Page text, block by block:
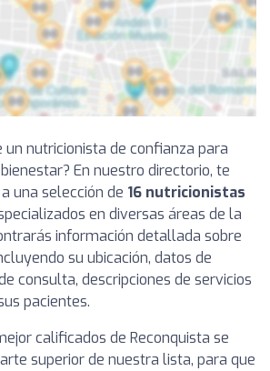
un nutricionista de confianza para
En nuestro directorio, te
una selección de 16 nutricionistas
en diversas áreas de la
información detallada sobre
su ubicación, datos de
consulta, descripciones de servicios
pacientes.
calificados de Reconquista se
superior de nuestra lista, para que